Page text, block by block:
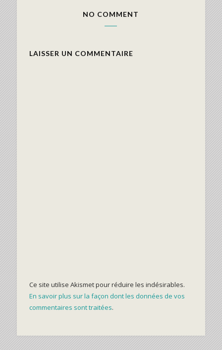
NO COMMENT
LAISSER UN COMMENTAIRE
Ce site utilise Akismet pour réduire les indésirables.
En savoir plus sur la façon dont les données de vos
commentaires sont traitées.